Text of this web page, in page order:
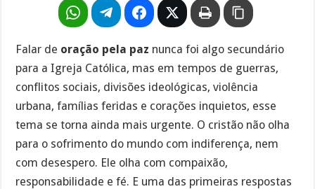
Falar de oração pela paz nunca foi algo secundário
para a Igreja Católica, mas em tempos de guerras,
conflitos sociais, divisões ideológicas, violência
urbana, famílias feridas e corações inquietos, esse
tema se torna ainda mais urgente. O cristão não olha
para o sofrimento do mundo com indiferença, nem
com desespero. Ele olha com compaixão,
responsabilidade e fé. E uma das primeiras respostas